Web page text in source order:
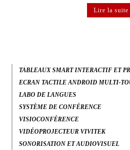
Lire la suite
TABLEAUX SMART INTERACTIF ET
ECRAN TACTILE ANDROID MULTI-
LABO DE LANGUES
SYSTÈME DE CONFÉRENCE
VISIOCONFÉRENCE
VIDÉOPROJECTEUR VIVITEK
SONORISATION ET AUDIOVISUEL